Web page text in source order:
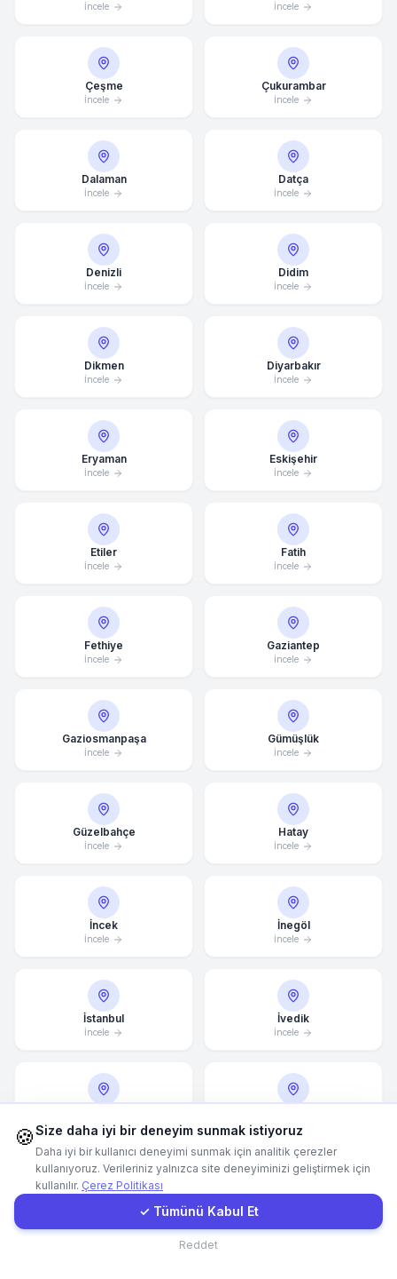
İncele İncele
Çeşme
İncele
Çukurambar
İncele
Dalaman
İncele
Datça
İncele
Denizli
İncele
Didim
İncele
Dikmen
İncele
Diyarbakır
İncele
Eryaman
İncele
Eskişehir
İncele
Etiler
İncele
Fatih
İncele
Fethiye
İncele
Gaziantep
İncele
Gaziosmanpaşa
İncele
Gümüşlük
İncele
Güzelbahçe
İncele
Hatay
İncele
İncek
İncele
İnegöl
İncele
İstanbul
İncele
İvedik
İncele
İncele
İletişim Formu
🍪Size daha iyi bir deneyim sunmak istiyoruz
Daha iyi bir kullanıcı deneyimi sunmak için analitik çerezler
kullanıyoruz. Verileriniz yalnızca site deneyiminizi geliştirmek için
kullanılır. Çerez Politikası
✓ Tümünü Kabul Et
Reddet